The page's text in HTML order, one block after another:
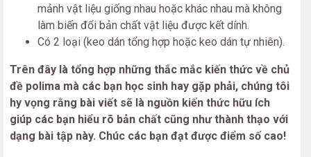
mảnh vật liệu giống nhau hoặc khác nhau mà không
làm biến đổi bản chất vật liệu được kết dính.
Có 2 loại (keo dán tổng hợp hoặc keo dán tự nhiên).
Trên đây là tổng hợp những thắc mắc kiến thức về chủ
đề polima mà các bạn học sinh hay gặp phải, chúng tôi
hy vọng rằng bài viết sẽ là nguồn kiến thức hữu ích
giúp các bạn hiểu rõ bản chất cũng như thành thạo với
dạng bài tập này. Chúc các bạn đạt được điểm số cao!